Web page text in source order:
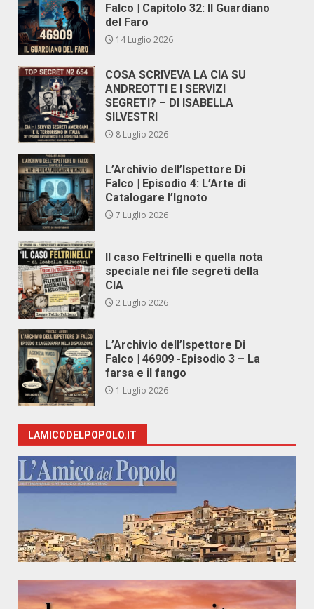
Falco | Capitolo 32: Il Guardiano
del Faro
14 Luglio 2026
COSA SCRIVEVA LA CIA SU
ANDREOTTI E I SERVIZI
SEGRETI? – DI ISABELLA
SILVESTRI
8 Luglio 2026
L’Archivio dell’Ispettore Di
Falco | Episodio 4: L’Arte di
Catalogare l’Ignoto
7 Luglio 2026
Il caso Feltrinelli e quella nota
speciale nei file segreti della
CIA
2 Luglio 2026
L’Archivio dell’Ispettore Di
Falco | 46909 -Episodio 3 – La
farsa e il fango
1 Luglio 2026
LAMICODELPOPOLO.IT